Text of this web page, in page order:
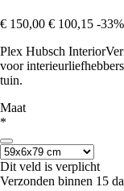
€ 150,00 € 100,15 -33%
Plex Hubsch
voor
tuin.
Maat
*
Dit veld is verplicht
Verzonden binnen 15